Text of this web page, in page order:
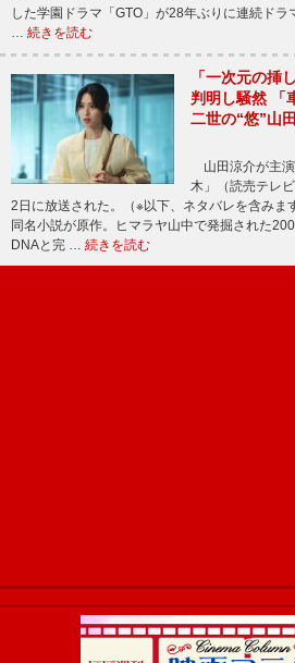
した学園ドラマ「GTO」が28年ぶりに連続ドラ
… 続きを読む
「一次元の挿
判明し騒然 「
二世の“悠”山
山田涼介が主
木」（読売テレ
2日に放送された。（※以下、ネタバレを含み
同名小説が原作。ヒマラヤ山中で発掘された
DNAと完 … 続きを読む